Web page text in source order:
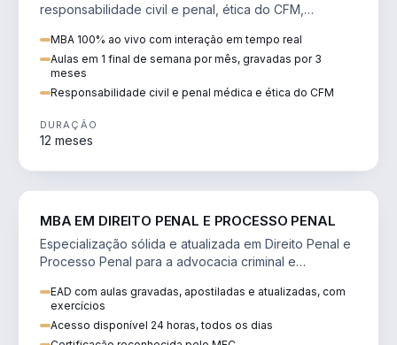
responsabilidade civil e penal, ética do CFM,
MBA 100% ao vivo com interação em tempo real
Aulas em 1 final de semana por mês, gravadas por 3
meses
Responsabilidade civil e penal médica e ética do CFM
DURAÇÃO
12 meses
MBA EM DIREITO PENAL E PROCESSO PENAL
Especialização sólida e atualizada em Direito Penal e
Processo Penal para a advocacia criminal e
EAD com aulas gravadas, apostiladas e atualizadas, com
exercícios
Acesso disponível 24 horas, todos os dias